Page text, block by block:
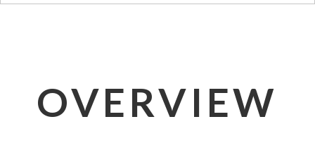
OVERVIEW